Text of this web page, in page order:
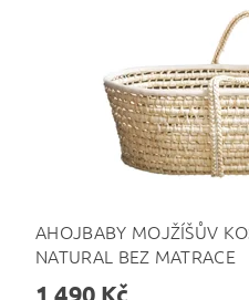
AHOJBABY MOJŽÍŠŮV
NATURAL BEZ MATRACE
1 490 Kč